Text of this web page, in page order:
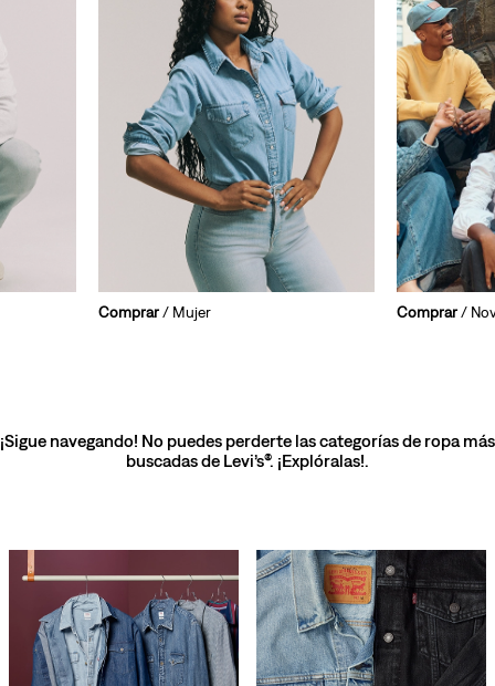
Comprar/ Mujer Comprar/
¡Sigue navegando! No puedes perderte las categorías de ropa más
buscadas de Levi’s®. ¡Explóralas!.